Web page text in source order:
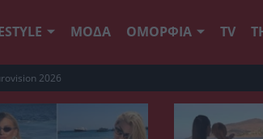
ΜΟΔΑ ΟΜΟΡΦΙΑ TV
2026